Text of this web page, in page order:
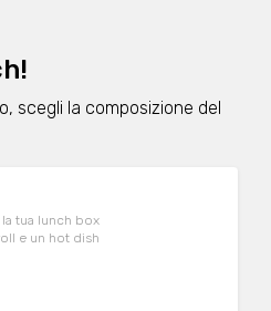
scegli la composizione del
tua lunch box
e un hot dish